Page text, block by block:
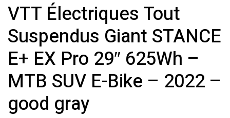
VTT Électriques Tout
Suspendus Giant STANCE
E+ EX Pro 29″ 625Wh –
MTB SUV E-Bike – 2022 –
good gray